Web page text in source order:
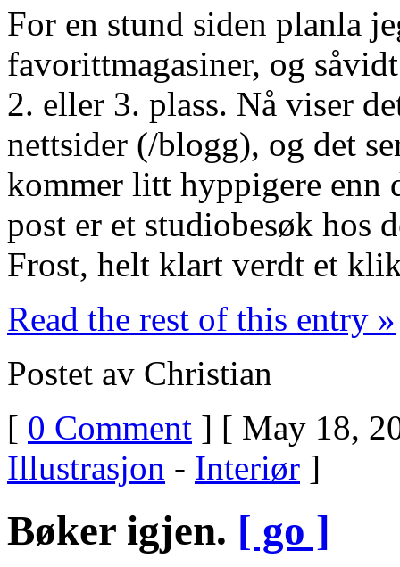
For en stund siden planla
favorittmagasiner, og
2. eller 3. plass. Nå viser
nettsider (/blogg), og det
kommer litt hyppigere enn
post er et studiobesøk hos
Frost, helt klart verdt et
Read the rest of this entry »
Postet av Christian
[ 0 Comment ] [ May 18,
Illustrasjon - Interiør ]
Bøker igjen. [ go ]